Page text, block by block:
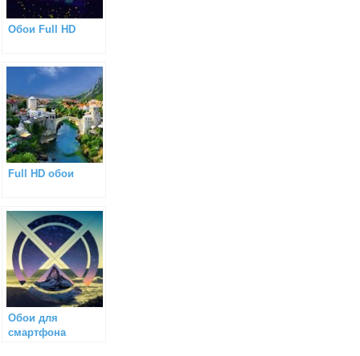
Обои Full HD
Full HD обои
Обои для
смартфона